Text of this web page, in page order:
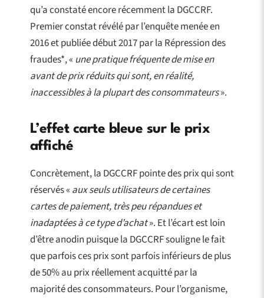
qu’a constaté encore récemment la DGCCRF.
Premier constat révélé par l’enquête menée en
2016 et publiée début 2017 par la Répression des
fraudes*, « une pratique fréquente de mise en
avant de prix réduits qui sont, en réalité,
inaccessibles à la plupart des consommateurs».
L’effet carte bleue sur le prix
affiché
Concrètement, la DGCCRF pointe des prix qui sont
réservés «aux seuls utilisateurs de certaines
cartes de paiement, très peu répandues et
inadaptées à ce type d’achat». Et l’écart est loin
d’être anodin puisque la DGCCRF souligne le fait
que parfois ces prix sont parfois inférieurs de plus
de 50% au prix réellement acquitté par la
majorité des consommateurs. Pour l’organisme,